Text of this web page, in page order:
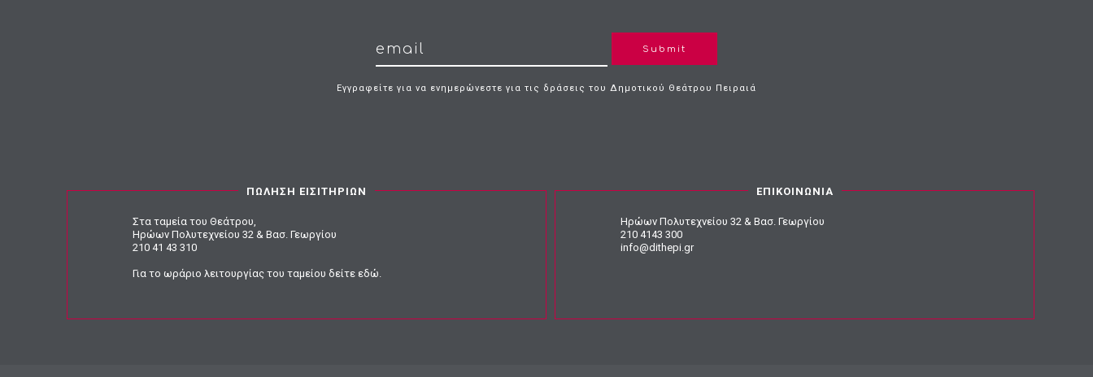
Submit
Εγγραφείτε για να ενημερώνεστε για τις δράσεις του Δημοτικού Θεάτρου Πειραιά
ΠΩΛΗΣΗ ΕΙΣΙΤΗΡΙΩΝ
Στα ταμεία του Θεάτρου,
Ηρώων Πολυτεχνείου 32 & Βασ. Γεωργίου
210 41 43 310
Για το ωράριο λειτουργίας του ταμείου δείτε εδώ.
ΕΠΙΚΟΙΝΩΝΙΑ
Ηρώων Πολυτεχνείου 32 & Βασ. Γεωργίου
210 4143 300
info@dithepi.gr